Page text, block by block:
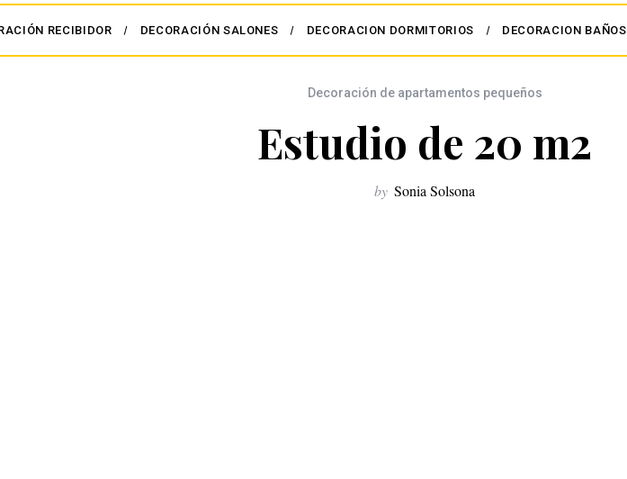
RECIBIDOR DECORACIÓN SALONES DECORACION DORMITORIOS DECORACION BAÑOS
Decoración de apartamentos pequeños
Estudio de 20 m2
by Sonia Solsona